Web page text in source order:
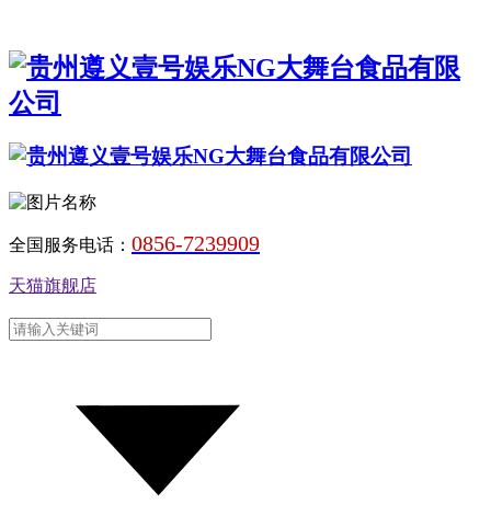
全国服务电话： 0856-7239909
天猫旗舰店